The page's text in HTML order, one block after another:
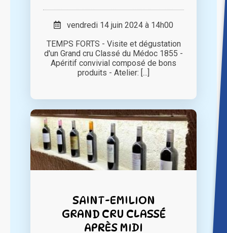
vendredi 14 juin 2024 à 14h00
TEMPS FORTS - Visite et dégustation
d'un Grand cru Classé du Médoc 1855 -
Apéritif convivial composé de bons
produits - Atelier: [...]
SAINT-EMILION
GRAND CRU CLASSÉ
APRÈS MIDI